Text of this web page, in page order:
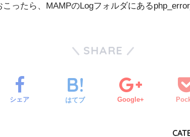
ったら、MAMPのLogフォルダにある
SHARE
シェア はてブ Google+